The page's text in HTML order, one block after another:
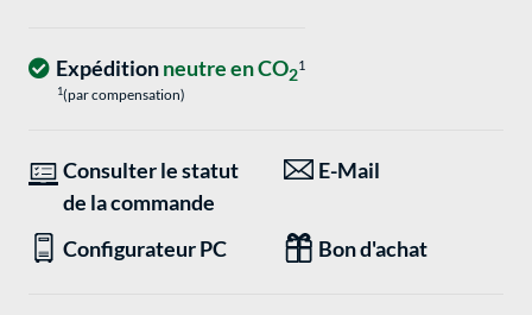
Expéditionneutre en CO21
1(par compensation)
Consulter le statut
de la commande
E-Mail
Configurateur PC Bon d'achat